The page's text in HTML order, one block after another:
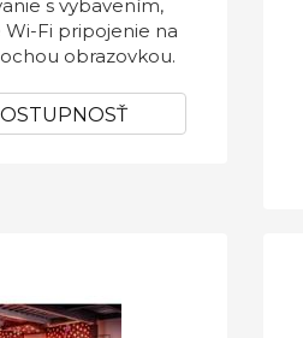
s vybavením,
Fi pripojenie na
obrazovkou.